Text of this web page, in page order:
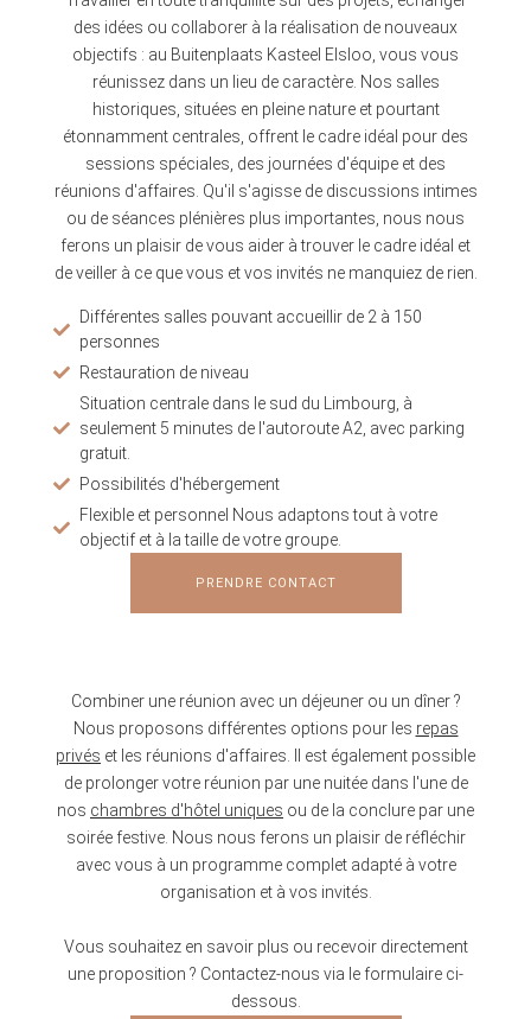
des idées ou collaborer à la réalisation de nouveaux
objectifs : au Buitenplaats Kasteel Elsloo, vous vous
réunissez dans un lieu de caractère. Nos salles
historiques, situées en pleine nature et pourtant
étonnamment centrales, offrent le cadre idéal pour des
sessions spéciales, des journées d'équipe et des
réunions d'affaires. Qu'il s'agisse de discussions intimes
ou de séances plénières plus importantes, nous nous
ferons un plaisir de vous aider à trouver le cadre idéal et
de veiller à ce que vous et vos invités ne manquiez de rien.
Différentes salles pouvant accueillir de 2 à 150
personnes
Restauration de niveau
Situation centrale dans le sud du Limbourg, à
seulement 5 minutes de l'autoroute A2, avec parking
gratuit.
Possibilités d'hébergement
Flexible et personnel Nous adaptons tout à votre
objectif et à la taille de votre groupe.
PRENDRE CONTACT
Combiner une réunion avec un déjeuner ou un dîner ?
Nous proposons différentes options pour les repas
privés et les réunions d'affaires. Il est également possible
de prolonger votre réunion par une nuitée dans l'une de
nos chambres d'hôtel uniques ou de la conclure par une
soirée festive. Nous nous ferons un plaisir de réfléchir
avec vous à un programme complet adapté à votre
organisation et à vos invités.
Vous souhaitez en savoir plus ou recevoir directement
une proposition ? Contactez-nous via le formulaire ci-
dessous.